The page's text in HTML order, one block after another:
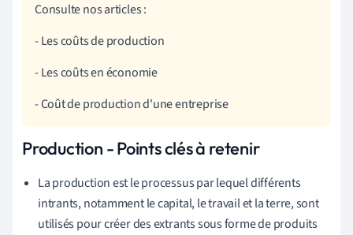
Consulte nos articles :
- Les coûts de production
- Les coûts en économie
- Coût de production d'une entreprise
Production - Points clés à retenir
La production est le processus par lequel différents
intrants, notamment le capital, le travail et la terre, sont
utilisés pour créer des extrants sous forme de produits